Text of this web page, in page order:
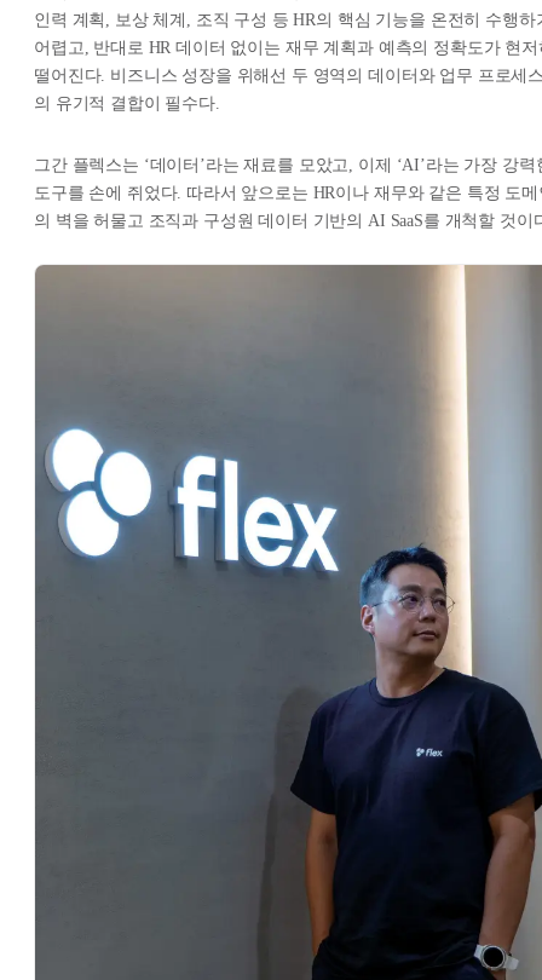
인력 계획, 보상 체계, 조직 구성 등 HR의 핵심 기능을 온전히 수행하
어렵고, 반대로 HR 데이터 없이는 재무 계획과 예측의 정확도가 현저
떨어진다. 비즈니스 성장을 위해선 두 영역의 데이터와 업무 프로세
의 유기적 결합이 필수다.
그간 플렉스는 ‘데이터’라는 재료를 모았고, 이제 ‘AI’라는 가장 강력
도구를 손에 쥐었다. 따라서 앞으로는 HR이나 재무와 같은 특정 도메
의 벽을 허물고 조직과 구성원 데이터 기반의 AI SaaS를 개척할 것이